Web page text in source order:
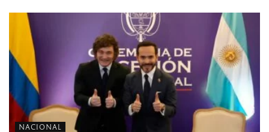
NACIONAL